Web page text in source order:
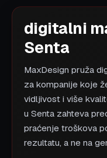
digitalni
Senta
MaxDesign pruža
za kompanije koje
vidljivost i više
u Senta zahteva
praćenje troškova
rezultatu, a ne na